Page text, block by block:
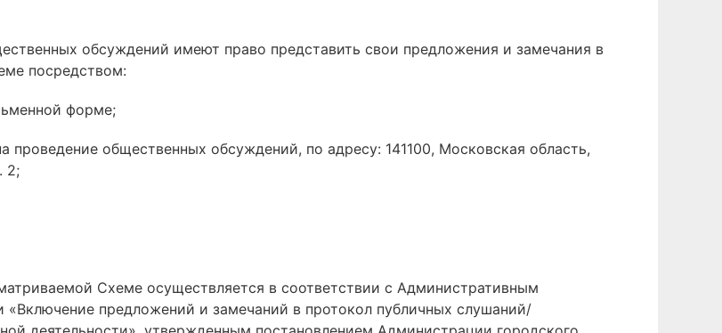
обсуждений имеют право представить свои предложения и замечания в
посредством:
форме;
проведение общественных обсуждений, по адресу: 141100, Московская область,
2;
Схеме осуществляется в соответствии с Административным
«Включение предложений и замечаний в протокол публичных слушаний/